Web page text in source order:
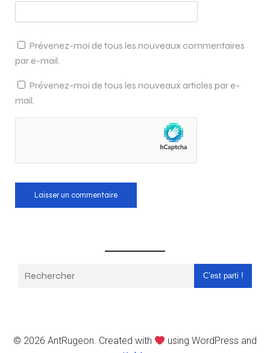
Prévenez-moi de tous les nouveaux commentaires
par e-mail.
Prévenez-moi de tous les nouveaux articles par e-
mail.
C’est parti !
© 2026 AntRugeon. Created with using WordPress and